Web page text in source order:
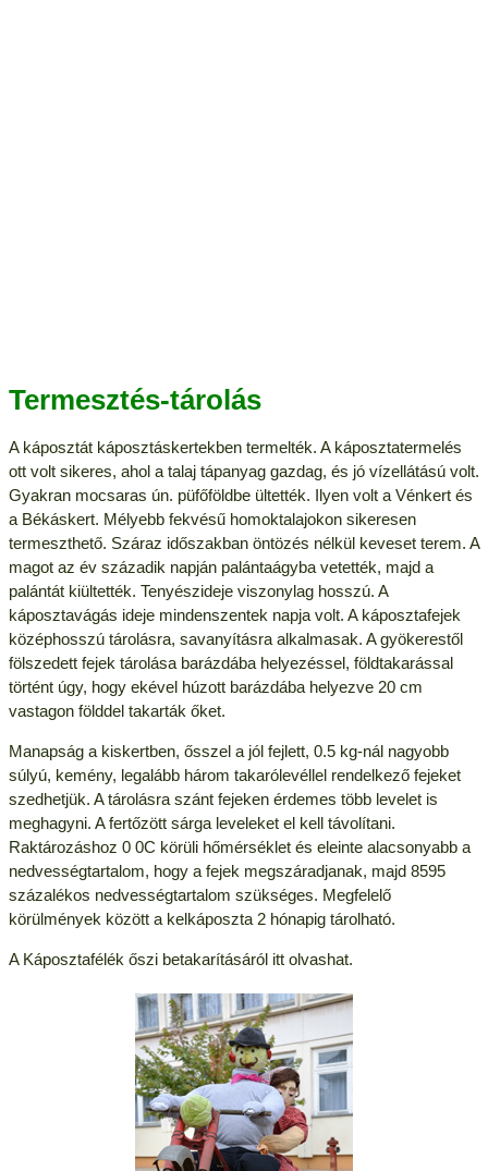
Termesztés-tárolás
A káposztát káposztáskertekben termelték. A káposztatermelés
ott volt sikeres, ahol a talaj tápanyag gazdag, és jó vízellátású volt.
Gyakran mocsaras ún. püfőföldbe ültették. Ilyen volt a Vénkert és
a Békáskert. Mélyebb fekvésű homoktalajokon sikeresen
termeszthető. Száraz időszakban öntözés nélkül keveset terem. A
magot az év századik napján palántaágyba vetették, majd a
palántát kiültették. Tenyészideje viszonylag hosszú. A
káposztavágás ideje mindenszentek napja volt. A káposztafejek
középhosszú tárolásra, savanyításra alkalmasak. A gyökerestől
fölszedett fejek tárolása barázdába helyezéssel, földtakarással
történt úgy, hogy ekével húzott barázdába helyezve 20 cm
vastagon földdel takarták őket.
Manapság a kiskertben, ősszel a jól fejlett, 0.5 kg-nál nagyobb
súlyú, kemény, legalább három takarólevéllel rendelkező fejeket
szedhetjük. A tárolásra szánt fejeken érdemes több levelet is
meghagyni. A fertőzött sárga leveleket el kell távolítani.
Raktározáshoz 0 0C körüli hőmérséklet és eleinte alacsonyabb a
nedvességtartalom, hogy a fejek megszáradjanak, majd 8595
százalékos nedvességtartalom szükséges. Megfelelő
körülmények között a kelkáposzta 2 hónapig tárolható.
A Káposztafélék őszi betakarításáról itt olvashat.